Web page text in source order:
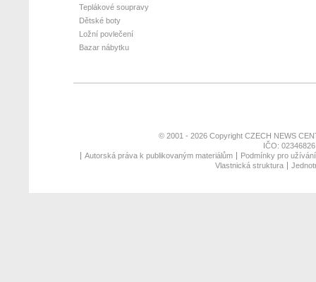
Teplákové soupravy
Dětské boty
Ložní povlečení
Bazar nábytku
© 2001 - 2026 Copyright CZECH NEWS
IČO:
Autorská práva k publikovaným materiálům
Podmínky pro
Vlastnická struktura